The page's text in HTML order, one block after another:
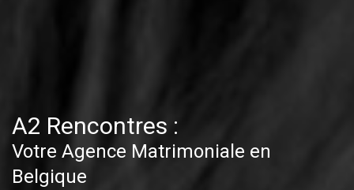
A2 Rencontres :
Votre Agence Matrimoniale en
Belgique